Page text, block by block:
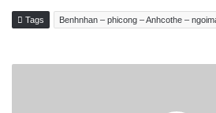
Tags Benhnhan – phicong – Anhcothe –